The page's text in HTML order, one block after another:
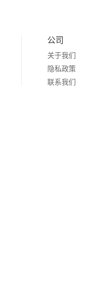
公司
关于我们
隐私政策
联系我们